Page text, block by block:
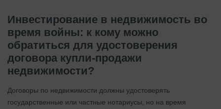
Инвестирование в недвижимость во
время войны: к кому можно
обратиться для удостоверения
договора купли-продажи
недвижимости?
Договоры по недвижимости должны удостоверять
государственные или частные нотариусы, но на время